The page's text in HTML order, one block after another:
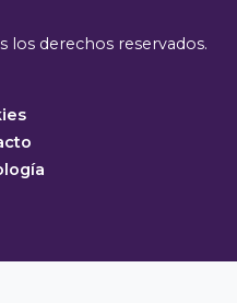
los derechos reservados.